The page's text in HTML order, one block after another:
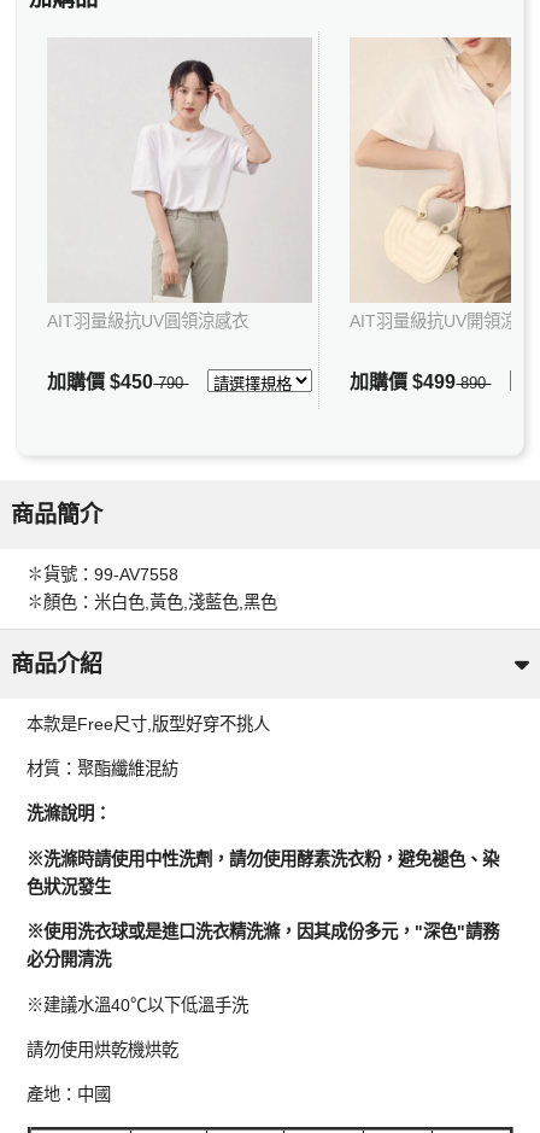
AIT羽量級抗UV圓領涼感衣
加購價$450790
AIT羽量級抗UV開領涼感
加購價$499890
商品簡介
✽貨號：99-AV7558
✽顏色：米白色,黃色,淺藍色,黑色
商品介紹
本款是Free尺寸,版型好穿不挑人
材質：聚酯纖維混紡
洗滌說明：
※洗滌時請使用中性洗劑，請勿使用酵素洗衣粉，避免褪色、染
色狀況發生
※使用洗衣球或是進口洗衣精洗滌，因其成份多元，"深色"請務
必分開清洗
※建議水溫40℃以下低溫手洗
請勿使用烘乾機烘乾
產地：中國